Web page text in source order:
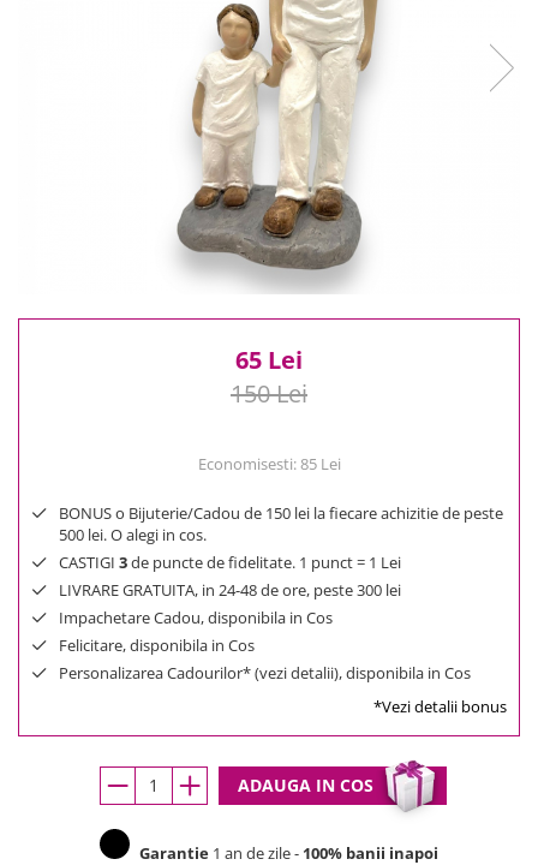
300 Lei - 500 Lei
65 Lei
150 Lei
Economisesti:85 Lei
BONUS o Bijuterie/Cadou de 150 lei la fiecare achizitie de peste
500 lei. O alegi in cos.
CASTIGI 3de puncte de fidelitate. 1 punct = 1 Lei
LIVRARE GRATUITA, in 24-48 de ore, peste 300 lei
Impachetare Cadou, disponibila in Cos
Felicitare, disponibila in Cos
Personalizarea Cadourilor* (vezi detalii), disponibila in Cos
*Vezi detalii bonus
ADAUGA IN COS
Garantie 1 an de zile - 100% banii inapoi